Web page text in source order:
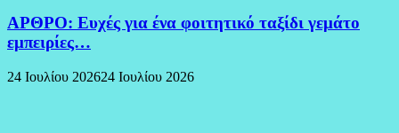
ΑΡΘΡΟ: Ευχές για ένα φοιτητικό ταξίδι γεμάτο
εμπειρίες…
24 Ιουλίου 202624 Ιουλίου 2026